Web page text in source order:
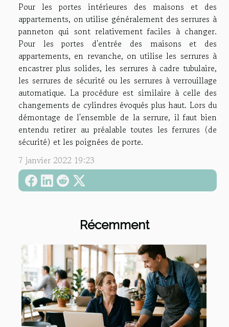
Récemment
Pour les portes intérieures des maisons et des
appartements, on utilise généralement des serrures à
panneton qui sont relativement faciles à changer.
Pour les portes d'entrée des maisons et des
appartements, en revanche, on utilise les serrures à
encastrer plus solides, les serrures à cadre tubulaire,
les serrures de sécurité ou les serrures à verrouillage
automatique. La procédure est similaire à celle des
changements de cylindres évoqués plus haut. Lors du
démontage de l'ensemble de la serrure, il faut bien
entendu retirer au préalable toutes les ferrures (de
sécurité) et les poignées de porte.
7 janvier 2022 19:23